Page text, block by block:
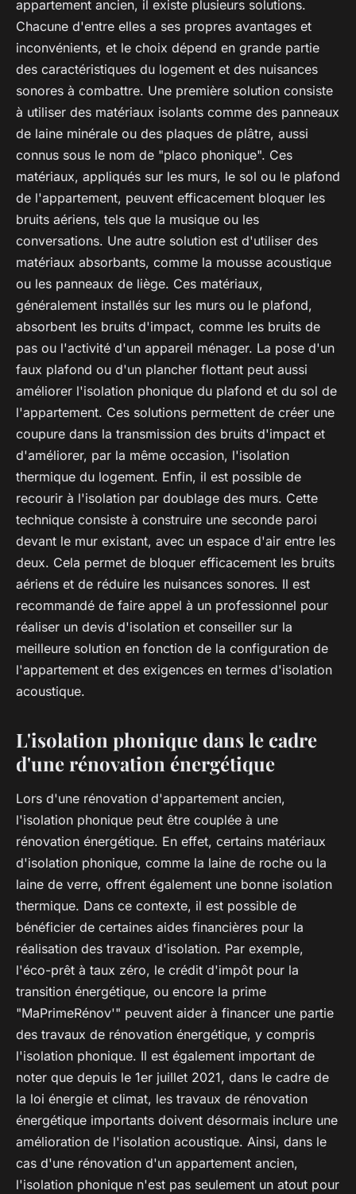
appartement ancien, il existe plusieurs solutions.
Chacune d'entre elles a ses propres avantages et
inconvénients, et le choix dépend en grande partie
des caractéristiques du logement et des nuisances
sonores à combattre. Une première solution consiste
à utiliser des matériaux isolants comme des panneaux
de laine minérale ou des plaques de plâtre, aussi
connus sous le nom de "placo phonique". Ces
matériaux, appliqués sur les murs, le sol ou le plafond
de l'appartement, peuvent efficacement bloquer les
bruits aériens, tels que la musique ou les
conversations. Une autre solution est d'utiliser des
matériaux absorbants, comme la mousse acoustique
ou les panneaux de liège. Ces matériaux,
généralement installés sur les murs ou le plafond,
absorbent les bruits d'impact, comme les bruits de
pas ou l'activité d'un appareil ménager. La pose d'un
faux plafond ou d'un plancher flottant peut aussi
améliorer l'isolation phonique du plafond et du sol de
l'appartement. Ces solutions permettent de créer une
coupure dans la transmission des bruits d'impact et
d'améliorer, par la même occasion, l'isolation
thermique du logement. Enfin, il est possible de
recourir à l'isolation par doublage des murs. Cette
technique consiste à construire une seconde paroi
devant le mur existant, avec un espace d'air entre les
deux. Cela permet de bloquer efficacement les bruits
aériens et de réduire les nuisances sonores. Il est
recommandé de faire appel à un professionnel pour
réaliser un devis d'isolation et conseiller sur la
meilleure solution en fonction de la configuration de
l'appartement et des exigences en termes d'isolation
acoustique.
L'isolation phonique dans le cadre
d'une rénovation énergétique
Lors d'une rénovation d'appartement ancien,
l'isolation phonique peut être couplée à une
rénovation énergétique. En effet, certains matériaux
d'isolation phonique, comme la laine de roche ou la
laine de verre, offrent également une bonne isolation
thermique. Dans ce contexte, il est possible de
bénéficier de certaines aides financières pour la
réalisation des travaux d'isolation. Par exemple,
l'éco-prêt à taux zéro, le crédit d'impôt pour la
transition énergétique, ou encore la prime
"MaPrimeRénov'" peuvent aider à financer une partie
des travaux de rénovation énergétique, y compris
l'isolation phonique. Il est également important de
noter que depuis le 1er juillet 2021, dans le cadre de
la loi énergie et climat, les travaux de rénovation
énergétique importants doivent désormais inclure une
amélioration de l'isolation acoustique. Ainsi, dans le
cas d'une rénovation d'un appartement ancien,
l'isolation phonique n'est pas seulement un atout pour